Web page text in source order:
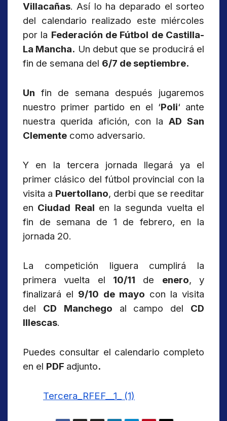
Villacañas. Así lo ha deparado el sorteo
del calendario realizado este miércoles
por la Federación de Fútbol de Castilla-
La Mancha. Un debut que se producirá el
fin de semana del 6/7 de septiembre.
Un fin de semana después jugaremos
nuestro primer partido en el ‘Poli‘ ante
nuestra querida afición, con la AD San
Clemente como adversario.
Y en la tercera jornada llegará ya el
primer clásico del fútbol provincial con la
visita a Puertollano, derbi que se reeditar
en Ciudad Real en la segunda vuelta el
fin de semana de 1 de febrero, en la
jornada 20.
La competición liguera cumplirá la
primera vuelta el 10/11 de enero, y
finalizará el 9/10 de mayo con la visita
del CD Manchego al campo del CD
Illescas.
Puedes consultar el calendario completo
en el PDF adjunto.
Tercera_RFEF__1_ (1)